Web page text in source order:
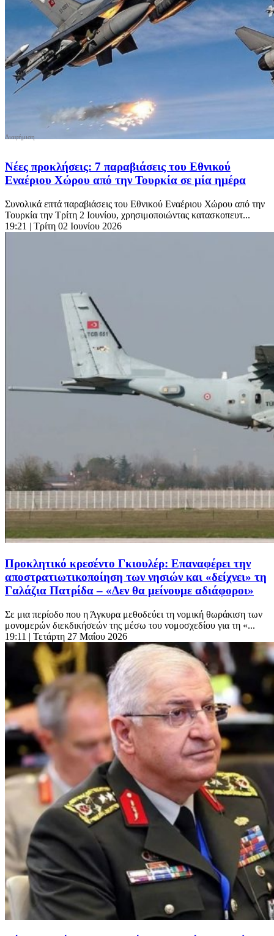
Νέες προκλήσεις: 7 παραβιάσεις του Εθνικού
Εναέριου Χώρου από την Τουρκία σε μία ημέρα
Συνολικά επτά παραβιάσεις του Εθνικού Εναέριου Χώρου από την
Τουρκία την Τρίτη 2 Ιουνίου, χρησιμοποιώντας κατασκοπευτ...
19:21 | Τρίτη 02 Ιουνίου 2026
Προκλητικό κρεσέντο Γκιουλέρ: Επαναφέρει την
αποστρατιωτικοποίηση των νησιών και «δείχνει» τη
Γαλάζια Πατρίδα – «Δεν θα μείνουμε αδιάφοροι»
Σε μια περίοδο που η Άγκυρα μεθοδεύει τη νομική θωράκιση των
μονομερών διεκδικήσεών της μέσω του νομοσχεδίου για τη «...
19:11 | Τετάρτη 27 Μαΐου 2026